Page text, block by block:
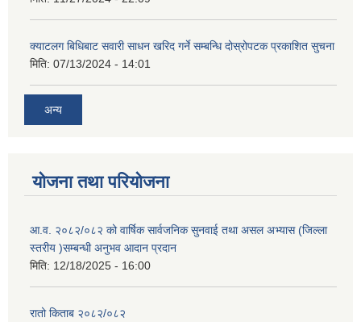
क्याटलग बिधिबाट सवारी साधन खरिद गर्ने सम्बन्धि दोस्रोपटक प्रकाशित सुचना
मिति: 07/13/2024 - 14:01
अन्य
योजना तथा परियोजना
आ.व. २०८२/०८२ को वार्षिक सार्वजनिक सुनवाई तथा असल अभ्यास (जिल्ला
स्तरीय )सम्बन्धी अनुभव आदान प्रदान
मिति: 12/18/2025 - 16:00
रातो किताब २०८२/०८२